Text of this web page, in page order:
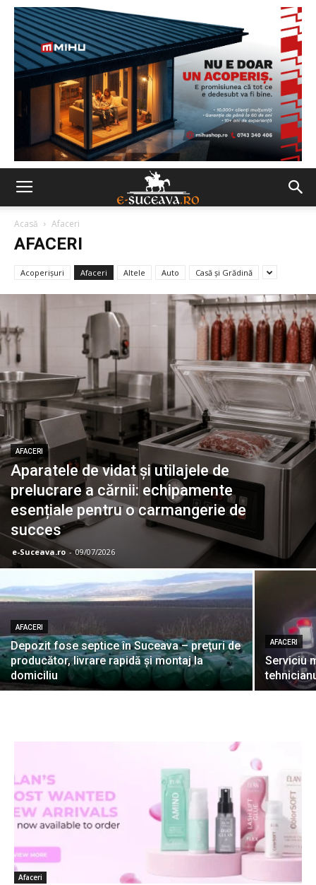
Acasă Afaceri
AFACERI
Acoperișuri Afaceri Altele Auto Casă şi Grădină
AFACERI
Aparatele de vidat și utilajele de
prelucrare a cărnii: echipamente
esențiale pentru o carmangerie de
succes
e-Suceava.ro - 09/07/2026
AFACERI
Depozit fose septice în Suceava – preţuri de
producător, livrare rapidă şi montaj la
domiciliu
AFACERI
Serviciu
Afaceri